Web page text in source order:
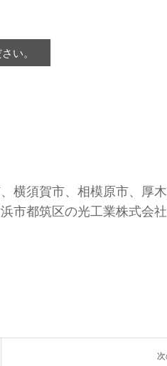
い。
横須賀市、相模原市、厚
市都筑区の光工業株式会